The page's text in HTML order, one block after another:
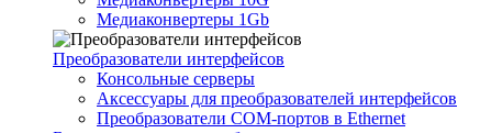
Медиаконвертеры 1Gb
Преобразователи интерфейсов
Консольные серверы
Аксессуары для преобразователей интерфейсов
Преобразователи COM-портов в Ethernet